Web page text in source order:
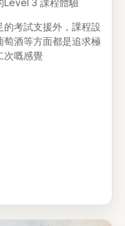
Level 3 課程體驗
考試支援外，課程設
萄酒等方面都是追求極
次嘅感覺